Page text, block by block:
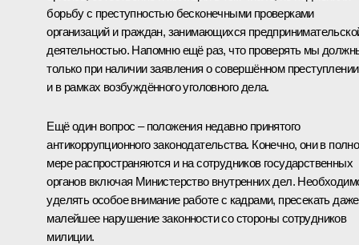
борьбу с преступностью бесконечными проверками
организаций и граждан, занимающихся
деятельностью. Напомню ещё раз, что проверять мы
только при наличии заявления о совершённом преступлении
и в рамках возбуждённого уголовного дела.
Ещё один вопрос – положения недавно принятого
антикоррупционного законодательства. Конечно, они в
мере распространяются и на сотрудников государственных
органов включая Министерство внутренних дел.
уделять особое внимание работе с кадрами, пресекать даже
малейшее нарушение законности со стороны сотрудников
милиции.